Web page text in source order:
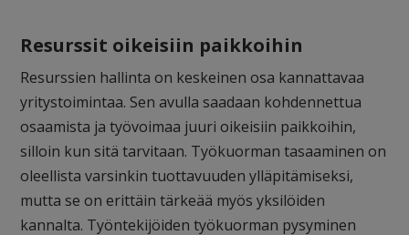
Resurssit oikeisiin paikkoihin
Resurssien hallinta on keskeinen osa kannattavaa
yritystoimintaa. Sen avulla saadaan kohdennettua
osaamista ja työvoimaa juuri oikeisiin paikkoihin,
silloin kun sitä tarvitaan. Työkuorman tasaaminen on
oleellista varsinkin tuottavuuden ylläpitämiseksi,
mutta se on erittäin tärkeää myös yksilöiden
kannalta. Työntekijöiden työkuorman pysyminen